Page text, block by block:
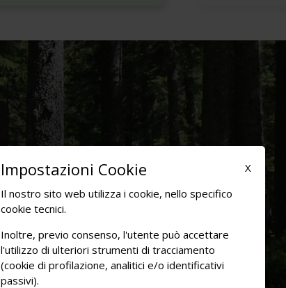
X
Impostazioni Cookie
Il nostro sito web utilizza i cookie, nello specifico
cookie tecnici.
Inoltre, previo consenso, l'utente può accettare
l'utilizzo di ulteriori strumenti di tracciamento
(cookie di profilazione, analitici e/o identificativi
passivi).